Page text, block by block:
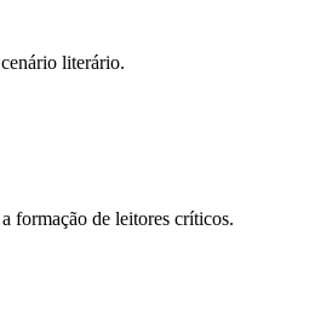
literário.
formação de leitores críticos.